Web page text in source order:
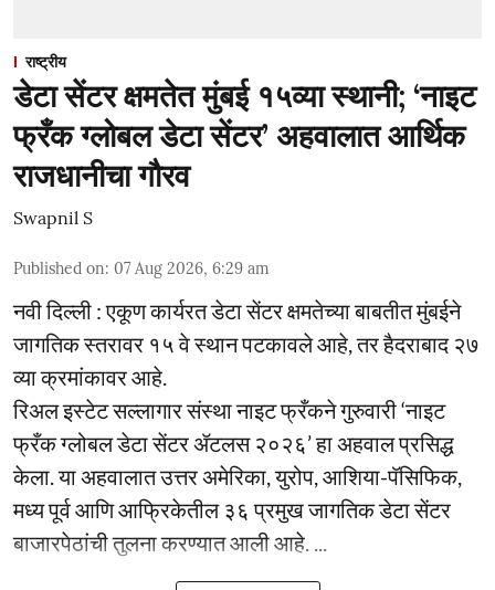
राष्ट्रीय
डेटा सेंटर क्षमतेत मुंबई १५व्या स्थानी; ‘नाइट
फ्रँक ग्लोबल डेटा सेंटर’ अहवालात आर्थिक
राजधानीचा गौरव
Swapnil S
Published on: 07 Aug 2026, 6:29 am
नवी दिल्ली : एकूण कार्यरत डेटा सेंटर क्षमतेच्या बाबतीत मुंबईने
जागतिक स्तरावर १५ वे स्थान पटकावले आहे, तर हैदराबाद २७
व्या क्रमांकावर आहे.
रिअल इस्टेट सल्लागार संस्था नाइट फ्रँकने गुरुवारी ‘नाइट
फ्रँक ग्लोबल डेटा सेंटर ॲटलस २०२६’ हा अहवाल प्रसिद्ध
केला. या अहवालात उत्तर अमेरिका, युरोप, आशिया-पॅसिफिक,
मध्य पूर्व आणि आफ्रिकेतील ३६ प्रमुख जागतिक डेटा सेंटर
बाजारपेठांची तुलना करण्यात आली आहे. ...